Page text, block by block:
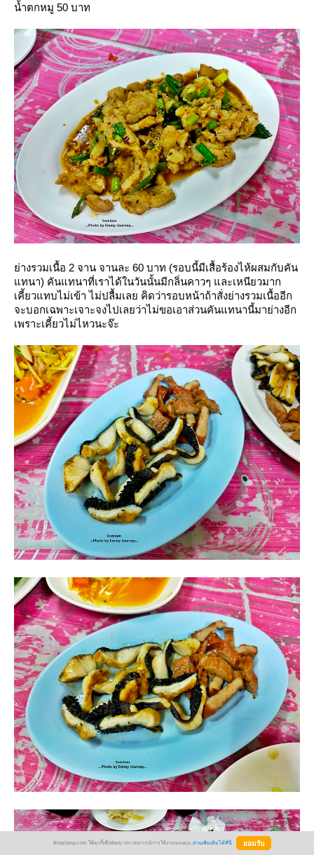
น้ำตกหมู 50 บาท
่างรวมเนื้อ 2 จาน จานละ 60 บาท (รอบนี้มีเสื้อร้องไห้ผสมกับคัน
ทนา) คันแทนาที่เราได้ในวันนั้นมีกลิ่นคาวๆ และเหนียวมาก
เคี้ยวแทบไม่เข้า ไม่ปลื้มเลย คิดว่ารอบหน้าถ้าสั่งย่างรวมเนื้ออีก
จะบอกเฉพาะเจาะจงไปเลยว่าไม่ขอเอาส่วนคันแทนานี้มาย่างอีก
เพราะเคี้ยวไม่ไหวนะจ๊ะ
BlogGang.com ใช้คุกกี้เพื่อพัฒนาประสบการณ์การใช้งานของคุณ อ่านเพิ่มเติมได้ที่นี่